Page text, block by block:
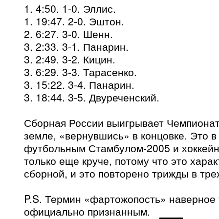
1. 4:50. 1-0. Эллис.
1. 19:47. 2-0. Эштон.
2. 6:27. 3-0. Шенн.
3. 2:33. 3-1. Панарин.
3. 2:49. 3-2. Кицин.
3. 6:29. 3-3. Тарасенко.
3. 15:22. 3-4. Панарин.
3. 18:44. 3-5. Двуреченский.
Сборная России выигрывает
земле, «вернувшись» в концовке. Это
футбольным Стамбулом-2005 и
только еще круче, потому что это
сборной, и это повторено трижды в
P.S. Термин «фартожопость» наверное
официально признанным.